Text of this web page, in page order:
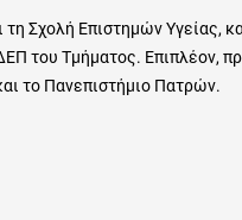
τη Σχολή Επιστημών Υγείας,
του Τμήματος. Επιπλέον,
το Πανεπιστήμιο Πατρών.